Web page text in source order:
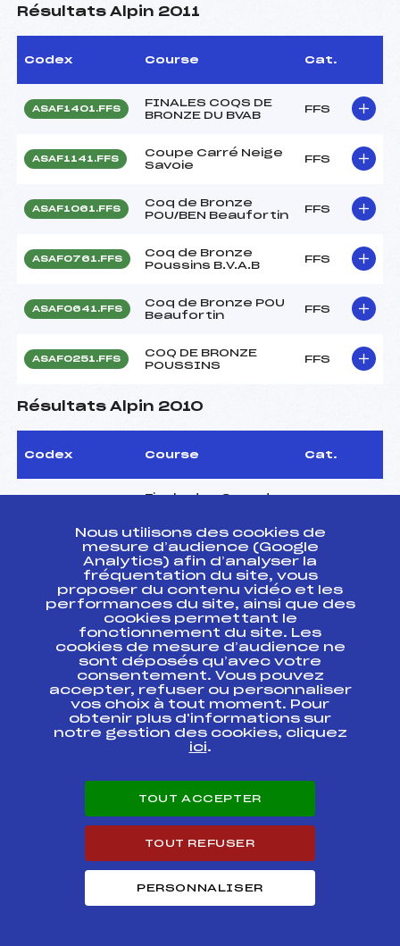
Résultats Alpin 2011
Codex Course Cat.
ASAF1401.FFS
FINALES COQS DE
BRONZE DU BVAB
FFS
ASAF1141.FFS
Coupe Carré Neige
Savoie
FFS
ASAF1061.FFS
Coq de Bronze
POU/BEN Beaufortin
FFS
ASAF0761.FFS
Coq de Bronze
Poussins B.V.A.B
FFS
ASAF0641.FFS
Coq de Bronze POU
Beaufortin
FFS
ASAF0251.FFS
COQ DE BRONZE
POUSSINS
FFS
Résultats Alpin 2010
Codex Course Cat.
Finale des Coqsde
ASAF1031 Coupe Carré Neige FFS
ASAF0951.FFS
Sélections
Poussines
Beaufortain
ASAF0761.FFS
Coq de Bronze POU
Héry/Ugine
FFS
ASAF0541.FFS
Coq de Bronze
POUSSINS B.V.A.B
FFS
POUSSINS B.V.A.B
ASAF0543 FFS
Coq de Bronze POU
Beaufortin
Nous utilisons des cookies de
mesure d’audience (Google
Analytics) afin d’analyser la
fréquentation du site, vous
proposer du contenu vidéo et les
performances du site, ainsi que des
cookies permettant le
fonctionnement du site. Les
cookies de mesure d’audience ne
sont déposés qu’avec votre
consentement. Vous pouvez
accepter, refuser ou personnaliser
vos choix à tout moment. Pour
obtenir plus d'informations sur
notre gestion des cookies, cliquez
ici.
TOUT ACCEPTER
TOUT REFUSER
PERSONNALISER